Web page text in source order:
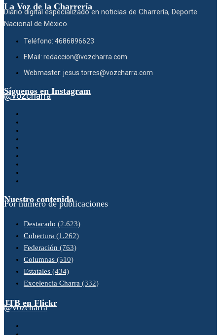
La Voz de la Charrería
Diario digital especializado en noticias de Charrería, Deporte
Nacional de México.
Teléfono: 4686896623
EMail: redaccion@vozcharra.com
Webmaster: jesus.torres@vozcharra.com
Síguenos en Instagram
@vozcharra
Nuestro contenido
Por número de publicaciones
Destacado (2.623)
Cobertura (1.262)
Federación (763)
Columnas (510)
Estatales (434)
Excelencia Charra (332)
JTB en Flickr
@vozcharra